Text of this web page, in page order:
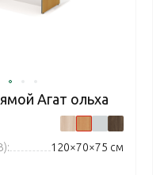
Агат ольха
120×70×75 см